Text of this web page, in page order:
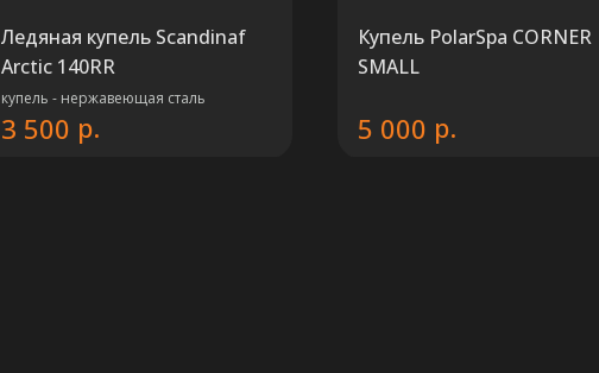
Ледяная купель Scandinaf
Arctic 140RR
купель - нержавеющая сталь
3 500 р.
Купель PolarSpa CORNER
SMALL
5 000 р.